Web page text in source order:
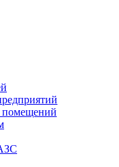
помещений